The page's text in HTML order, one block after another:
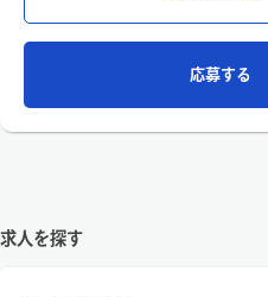
応募する
求人を探す